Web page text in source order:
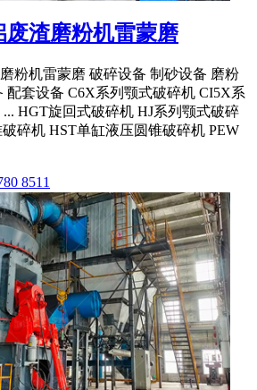
废渣磨粉机雷蒙磨
粉机雷蒙磨 破碎设备 制砂设备 磨粉
配套设备 C6X系列颚式破碎机 CI5X系
HGT旋回式破碎机 HJ系列颚式破碎
碎机 HST单缸液压圆锥破碎机 PEW
8511